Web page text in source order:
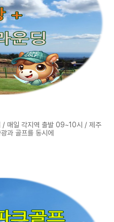
/ 매일 각지역 출발 09~10시 / 제주
과 골프를 동시에